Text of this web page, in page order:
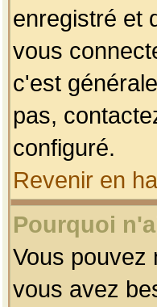
enregistré et
vous
c'est
pas,
configuré.
Revenir en
Pourquoi
Vous pouvez
vous avez